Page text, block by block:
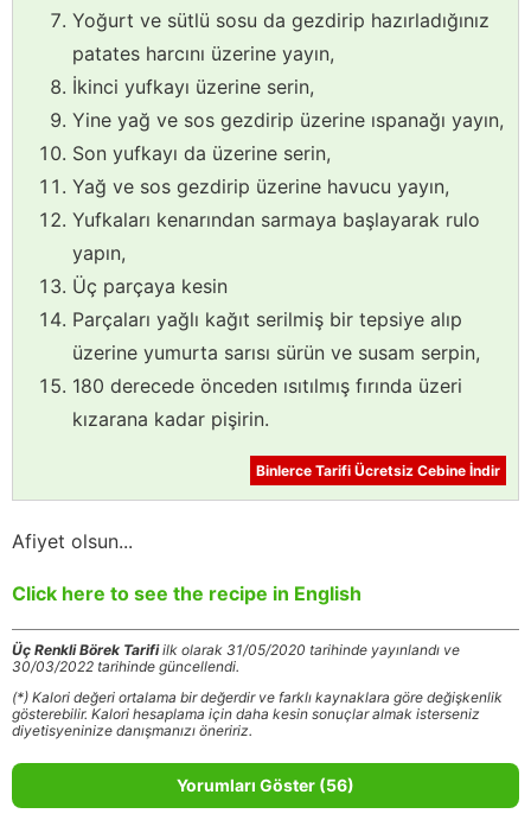
Yoğurt ve sütlü sosu da gezdirip hazırladığınız
patates harcını üzerine yayın,
İkinci yufkayı üzerine serin,
Yine yağ ve sos gezdirip üzerine ıspanağı yayın,
Son yufkayı da üzerine serin,
Yağ ve sos gezdirip üzerine havucu yayın,
Yufkaları kenarından sarmaya başlayarak rulo
yapın,
Üç parçaya kesin
Parçaları yağlı kağıt serilmiş bir tepsiye alıp
üzerine yumurta sarısı sürün ve susam serpin,
180 derecede önceden ısıtılmış fırında üzeri
kızarana kadar pişirin.
Binlerce Tarifi Ücretsiz Cebine İndir
Afiyet olsun...
Click here to see the recipe in English
Üç Renkli Börek Tarifiilk olarak 31/05/2020 tarihinde yayınlandı ve
30/03/2022 tarihinde güncellendi.
(*) Kalori değeri ortalama bir değerdir ve farklı kaynaklara göre değişkenlik
gösterebilir. Kalori hesaplama için daha kesin sonuçlar almak isterseniz
diyetisyeninize danışmanızı öneririz.
Yorumları Göster (56)